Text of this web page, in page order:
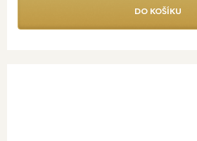
DO KOŠÍKU